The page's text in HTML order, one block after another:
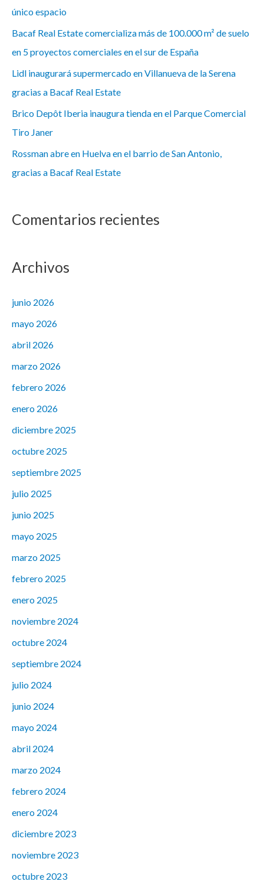
único espacio
Bacaf Real Estate comercializa más de 100.000 m² de suelo
en 5 proyectos comerciales en el sur de España
Lidl inaugurará supermercado en Villanueva de la Serena
gracias a Bacaf Real Estate
Brico Depôt Iberia inaugura tienda en el Parque Comercial
Tiro Janer
Rossman abre en Huelva en el barrio de San Antonio,
gracias a Bacaf Real Estate
Comentarios recientes
Archivos
junio 2026
mayo 2026
abril 2026
marzo 2026
febrero 2026
enero 2026
diciembre 2025
octubre 2025
septiembre 2025
julio 2025
junio 2025
mayo 2025
marzo 2025
febrero 2025
enero 2025
noviembre 2024
octubre 2024
septiembre 2024
julio 2024
junio 2024
mayo 2024
abril 2024
marzo 2024
febrero 2024
enero 2024
diciembre 2023
noviembre 2023
octubre 2023